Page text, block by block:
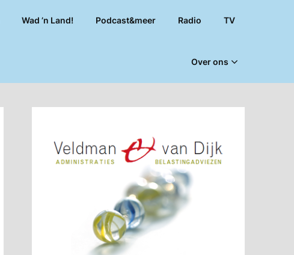
Wad ’n Land! Podcast&meer Radio TV
Over ons